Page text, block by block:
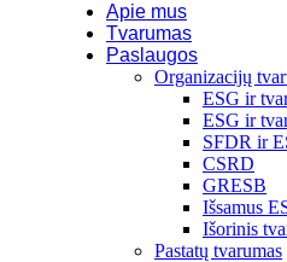
Apie mus
Tvarumas
Paslaugos
Organizacijų
ESG ir
ESG ir
SFDR ir
CSRD
GRESB
Išsamus
Išorinis
Pastatų tvarumas